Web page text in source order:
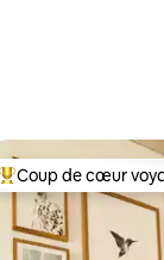
Coups de cœur
Coup de cœur